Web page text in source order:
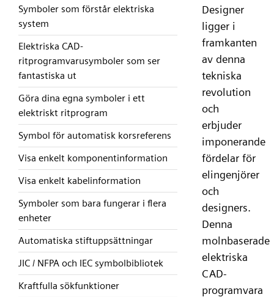
Symboler som förstår elektriska
system
Elektriska CAD-
ritprogramvarusymboler som ser
fantastiska ut
Göra dina egna symboler i ett
elektriskt ritprogram
Symbol för automatisk korsreferens
Visa enkelt komponentinformation
Visa enkelt kabelinformation
Symboler som bara fungerar i flera
enheter
Automatiska stiftuppsättningar
JIC / NFPA och IEC symbolbibliotek
Kraftfulla sökfunktioner
Designer
ligger i
framkanten
av denna
tekniska
revolution
och
erbjuder
imponerande
fördelar för
elingenjörer
och
designers.
Denna
molnbaserade
elektriska
CAD-
programvara